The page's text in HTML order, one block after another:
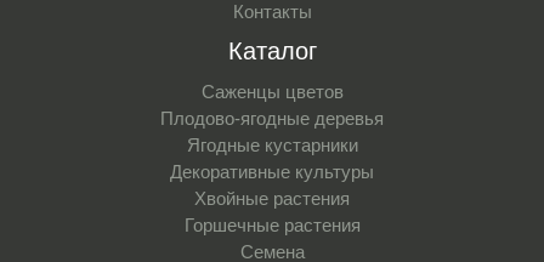
Контакты
Каталог
Саженцы цветов
Плодово-ягодные деревья
Ягодные кустарники
Декоративные культуры
Хвойные растения
Горшечные растения
Семена